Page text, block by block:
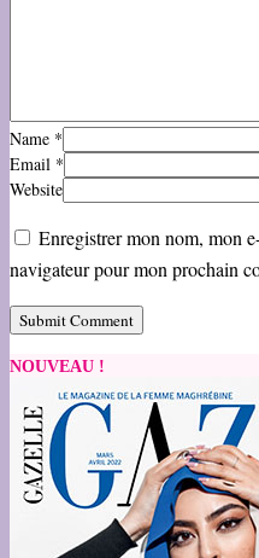
Name *
Email *
Website
Enregistrer mon nom, mon
navigateur pour mon prochain
NOUVEAU !